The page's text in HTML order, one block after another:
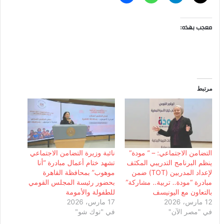
معجب بهذه:
مرتبط
التضامن الاجتماعي: – ” مودة”
ينظم البرنامج التدريبي المكثف
لإعداد المدربين (TOT) ضمن
مبادرة “مودة.. تربية.. مشاركة”
بالتعاون مع اليونيسف
12 مارس، 2026
في "مصر الآن"
نائبة وزيرة التضامن الاجتماعي
تشهد ختام أعمال مبادرة “أنا
موهوب” بمحافظة القاهرة
بحضور رئيسة المجلس القومي
للطفولة والأمومة
17 مارس، 2026
في "توك شو"